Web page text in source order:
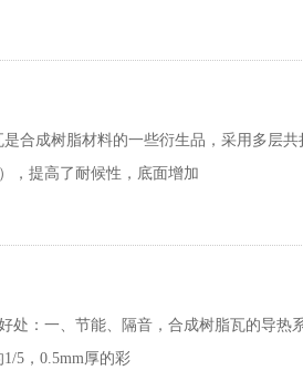
合成树脂材料的一些衍生品，采用多层
，提高了耐候性，底面增加
处：一、节能、隔音，合成树脂瓦的导热
5，0.5mm厚的彩